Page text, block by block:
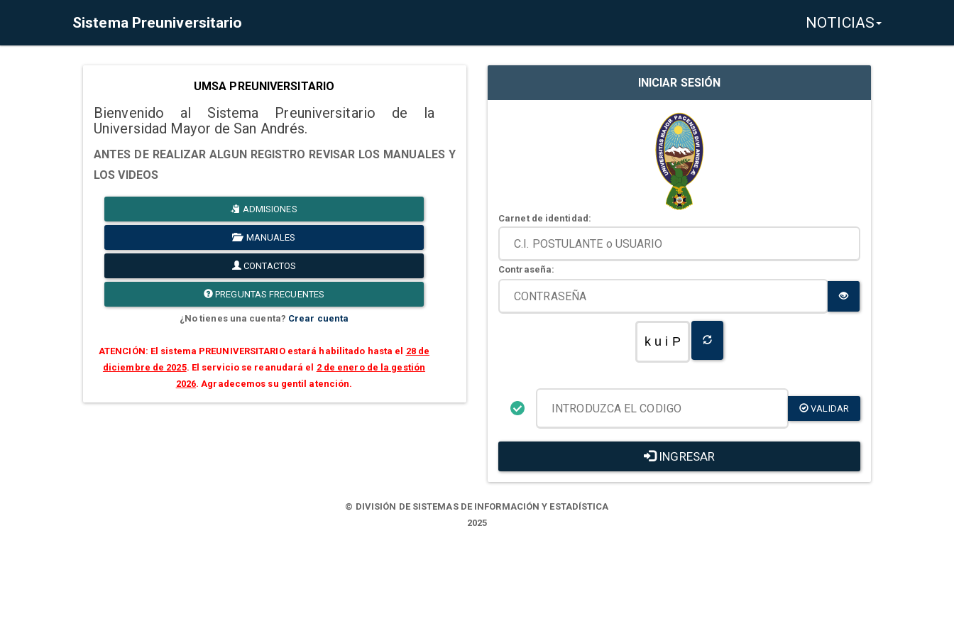
Sistema Preuniversitario NOTICIAS
UMSA PREUNIVERSITARIO
Bienvenido al Sistema Preuniversitario de la
Universidad Mayor de San Andrés.
ANTES DE REALIZAR ALGUN REGISTRO REVISAR LOS MANUALES Y
LOS VIDEOS
ADMISIONES
MANUALES
CONTACTOS
PREGUNTAS FRECUENTES
¿No tienes una cuenta? Crear cuenta
ATENCIÓN: El sistema PREUNIVERSITARIO estará habilitado hasta el 28 de
diciembre de 2025. El servicio se reanudará el 2 de enero de la gestión
2026. Agradecemos su gentil atención.
INICIAR SESIÓN
Carnet de identidad:
Contraseña:
k u i P
VALIDAR
INGRESAR
© DIVISIÓN DE SISTEMAS DE INFORMACIÓN Y ESTADÍSTICA
2025